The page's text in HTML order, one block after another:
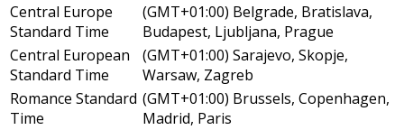
Central Europe
Standard Time
(GMT+01:00) Belgrade, Bratislava,
Budapest, Ljubljana, Prague
Central European
Standard Time
(GMT+01:00) Sarajevo, Skopje,
Warsaw, Zagreb
Romance Standard
Time
(GMT+01:00) Brussels, Copenhagen,
Madrid, Paris